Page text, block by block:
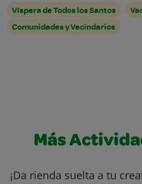
Víspera de Todos los Santos
Comunidades y Vecindarios
Más
¡Da rienda suelta a tu